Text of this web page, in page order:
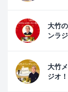
大竹
ンラ
大竹
ジオ！